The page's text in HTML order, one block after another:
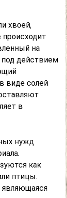
хвоей,
происходит
на
под действием
виде солей
в
нужд
как
птицы.
являющаяся